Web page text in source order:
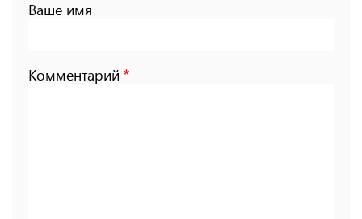
Ваше имя
Комментарий